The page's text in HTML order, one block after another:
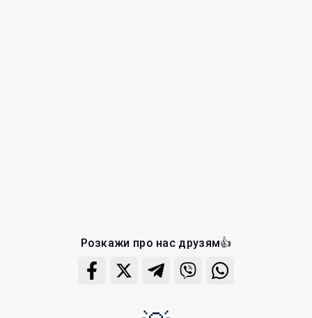
Розкажи про нас друзям👍